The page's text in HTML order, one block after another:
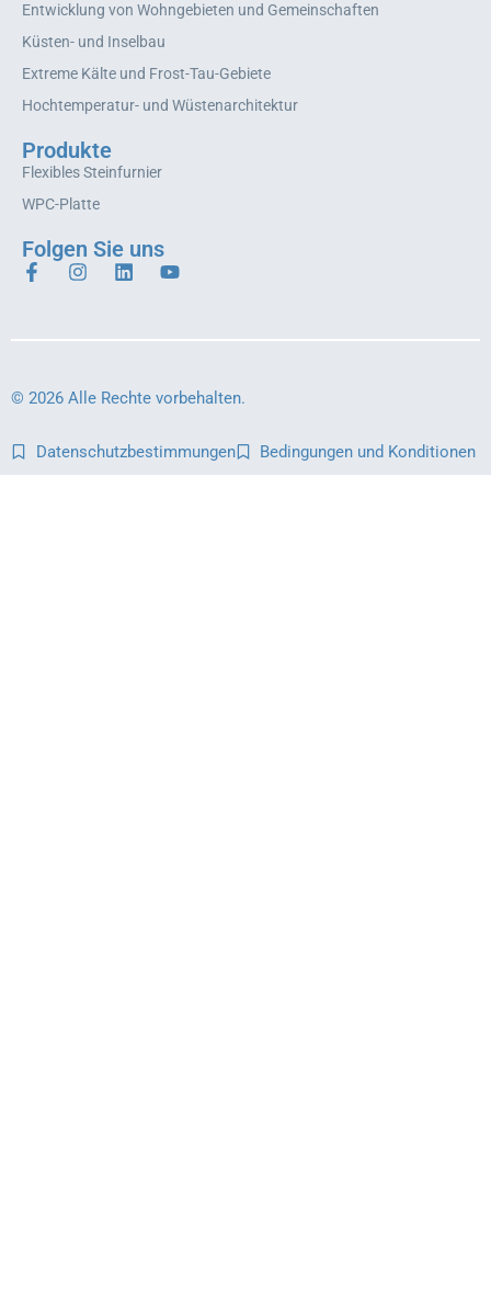
Entwicklung von Wohngebieten und Gemeinschaften
Küsten- und Inselbau
Extreme Kälte und Frost-Tau-Gebiete
Hochtemperatur- und Wüstenarchitektur
Produkte
Flexibles Steinfurnier
WPC-Platte
Folgen Sie uns
© 2026 Alle Rechte vorbehalten.
Datenschutzbestimmungen Bedingungen und Konditionen